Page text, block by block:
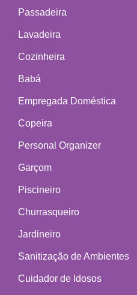
Passadeira
Lavadeira
Cozinheira
Babá
Empregada Doméstica
Copeira
Personal Organizer
Garçom
Piscineiro
Churrasqueiro
Jardineiro
Sanitização de Ambientes
Cuidador de Idosos